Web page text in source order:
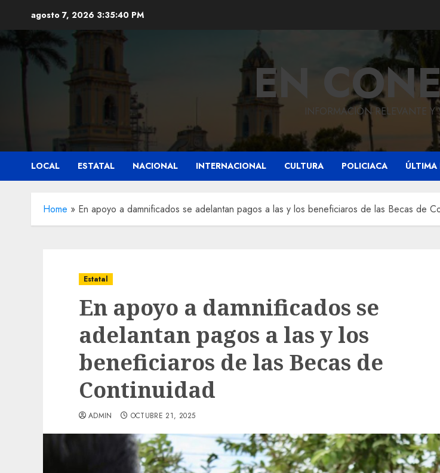
contenido
agosto 7, 2026 3:35:41 PM
ENINFORMACIÓN RELEVANTE Y
LOCAL ESTATAL NACIONAL INTERNACIONAL CULTURA POLICIACA ÚLTIMA
Home » En apoyo a damnificados se adelantan pagos a las y los beneficiaros de las Becas de
Estatal
En apoyo a damnificados se
adelantan pagos a las y los
beneficiaros de las Becas de
Continuidad
ADMIN OCTUBRE 21, 2025